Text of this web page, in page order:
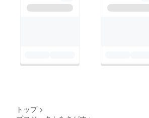
トップ >